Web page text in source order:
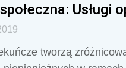
Usługi
tworzą